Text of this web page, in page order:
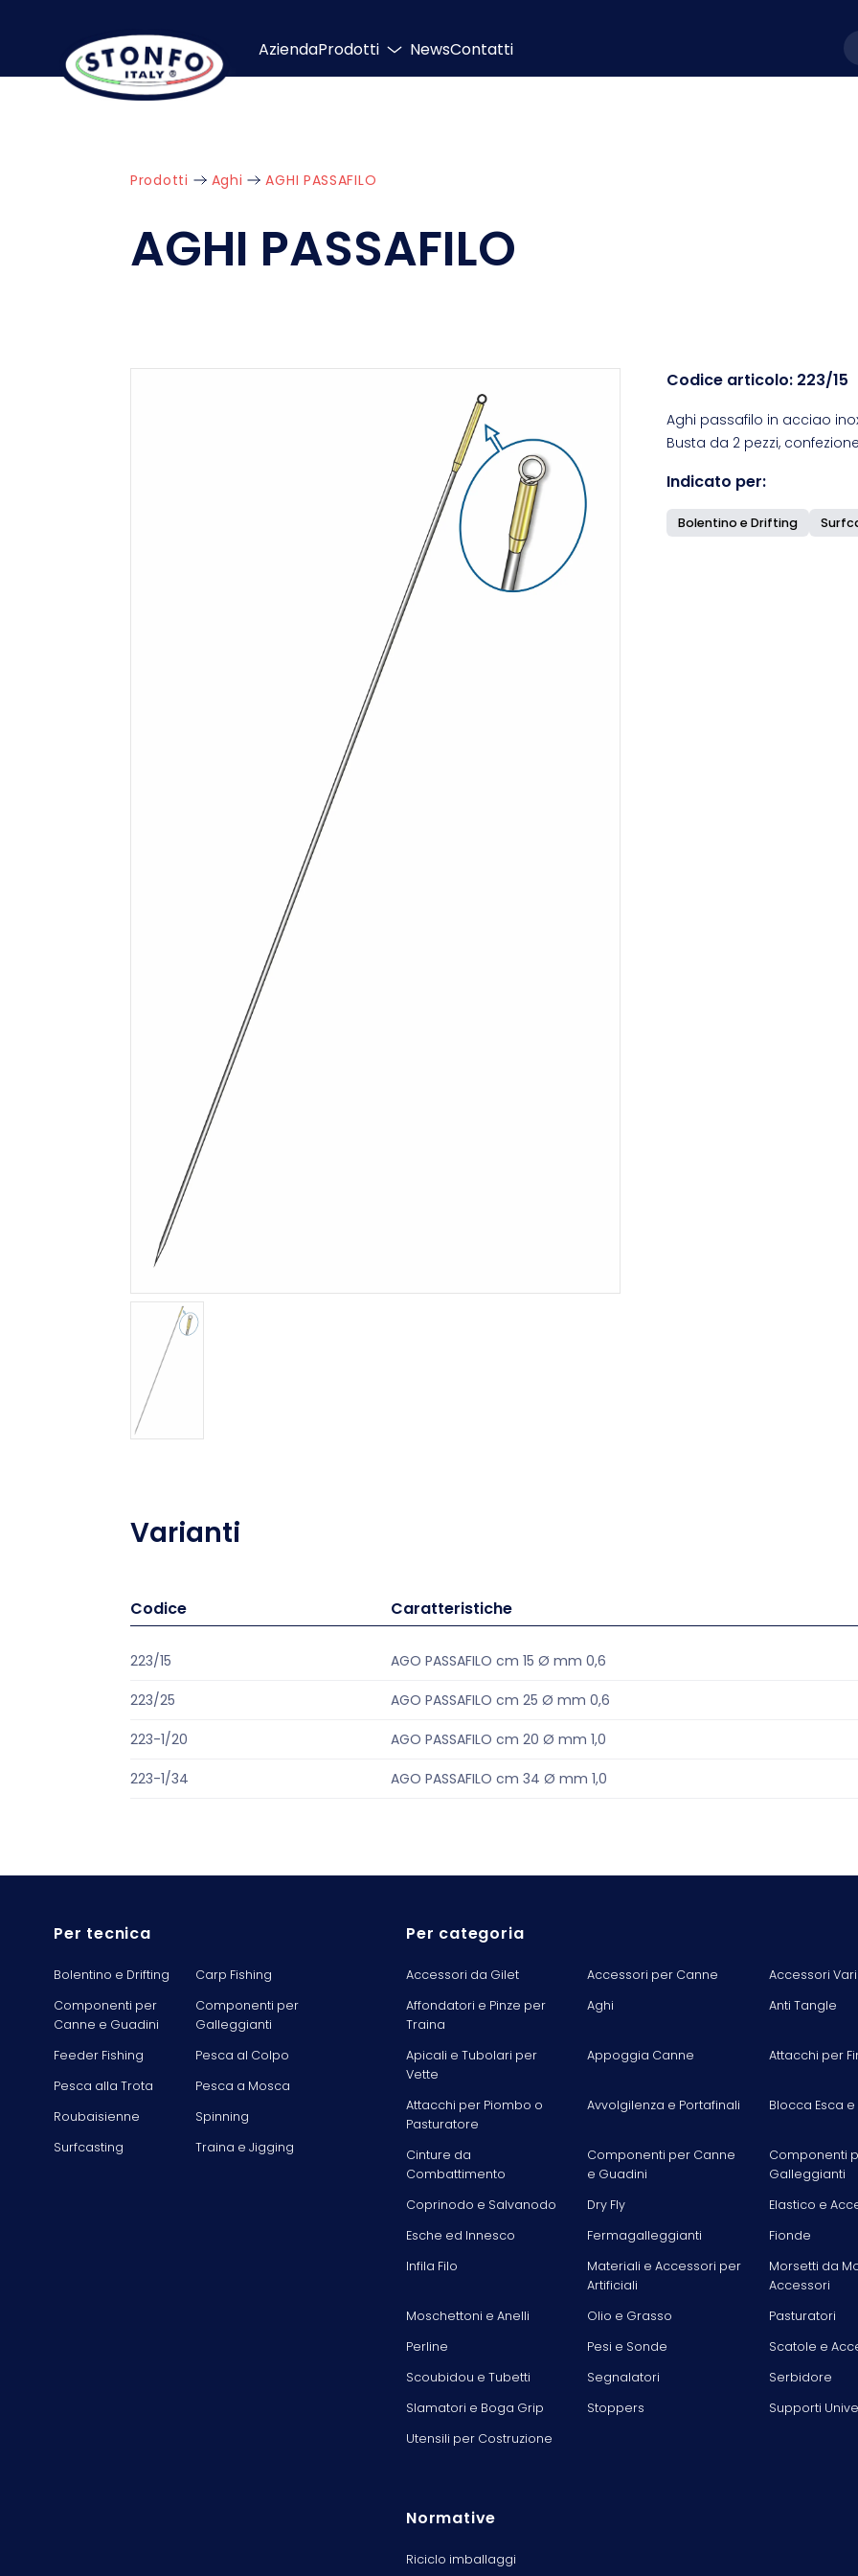
AziendaProdotti NewsContatti
Prodotti Aghi AGHI PASSAFILO
AGHI PASSAFILO
Codice articolo: 223/15
Aghi passafilo in acciao
Busta da 2 pezzi,
Indicato per:
Bolentino e Drifting
Varianti
Codice Caratteristiche
223/15 AGO PASSAFILO cm 15 Ø mm 0,6
223/25 AGO PASSAFILO cm 25 Ø mm 0,6
223-1/20 AGO PASSAFILO cm 20 Ø mm 1,0
223-1/34 AGO PASSAFILO cm 34 Ø mm 1,0
Per tecnica
Bolentino e Drifting
Carp Fishing
Componenti per
Canne e Guadini
Componenti per
Galleggianti
Feeder Fishing
Pesca al Colpo
Pesca alla Trota
Pesca a Mosca
Roubaisienne
Spinning
Surfcasting
Traina e Jigging
Per categoria
Accessori da Gilet Accessori per Canne
Accessori Vari
Affondatori e Pinze per
Traina
Aghi Anti Tangle
Apicali e Tubolari per
Vette
Appoggia Canne Attacchi per
Attacchi per Piombo o
Pasturatore
Avvolgilenza e Portafinali Blocca Esca
Cinture da
Combattimento
Componenti per Canne
e Guadini
Componenti
Galleggianti
Coprinodo e Salvanodo
Dry Fly
Elastico e
Esche ed Innesco
Fermagalleggianti
Fionde
Infila Filo
Materiali e Accessori per
Artificiali
Morsetti da
Accessori
Moschettoni e Anelli
Olio e Grasso
Pasturatori
Perline
Pesi e Sonde
Scatole e
Scoubidou e Tubetti
Segnalatori
Serbidore
Slamatori e Boga Grip
Stoppers
Supporti
Utensili per Costruzione
Normative
Riciclo imballaggi